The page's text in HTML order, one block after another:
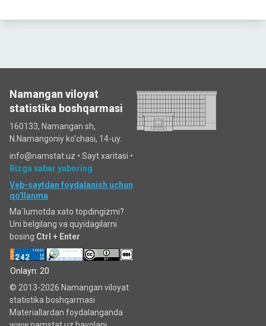
Namangan viloyat
statistika boshqarmasi
160133, Namangan sh,
N.Namangoniy ko'chasi, 14-uy.
info@namstat.uz • Sayt xaritasi •
Bizga xabar yuboring
Veb-saytdan foydalanish uchun
qo'llanma
Ma`lumotda xato topdingizmi?
Uni belgilang va quyidagilarni
bosing Ctrl + Enter
Onlayn: 20
© 2013-2026 Namangan viloyat
statistika boshqarmasi
Materiallardan foydalanganda